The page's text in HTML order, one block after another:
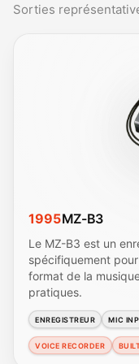
Sorties
1995MZ-B3
Le MZ-B3 est un
spécifiquement
format de la
pratiques.
ENREGISTREUR MIC
VOICE RECORDER